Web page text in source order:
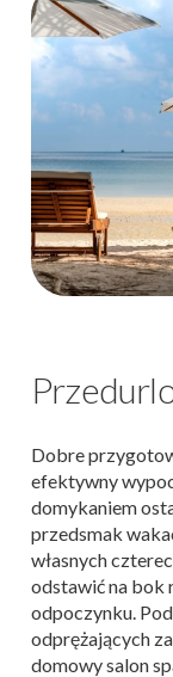
Dobre
efektywny
domykaniem
przedsmak
własnych
odstawić na bok
odpoczynku.
odprężających
domowy salon